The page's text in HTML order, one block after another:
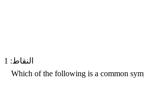
النقاط: 1
Which of the following is a common